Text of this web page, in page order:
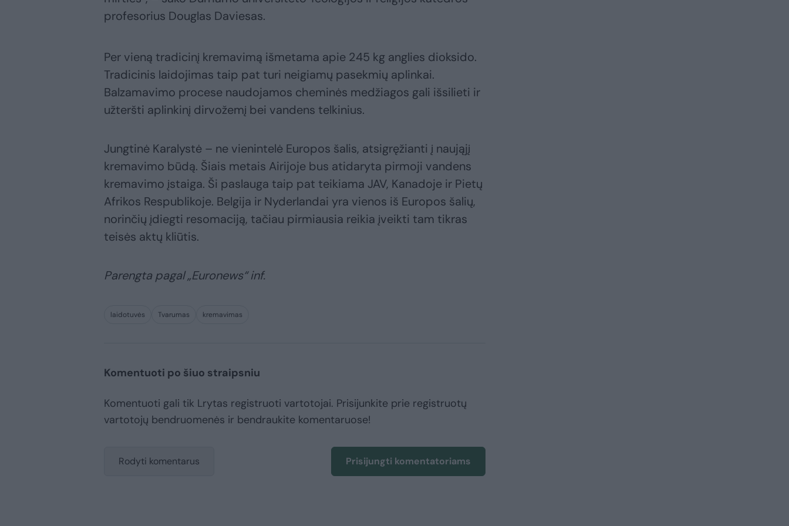
profesorius Douglas Daviesas.
Per vieną tradicinį kremavimą išmetama apie 245 kg anglies dioksido.
Tradicinis laidojimas taip pat turi neigiamų pasekmių aplinkai.
Balzamavimo procese naudojamos cheminės medžiagos gali išsilieti ir
užteršti aplinkinį dirvožemį bei vandens telkinius.
Jungtinė Karalystė – ne vienintelė Europos šalis, atsigręžianti į naująjį
kremavimo būdą. Šiais metais Airijoje bus atidaryta pirmoji vandens
kremavimo įstaiga. Ši paslauga taip pat teikiama JAV, Kanadoje ir Pietų
Afrikos Respublikoje. Belgija ir Nyderlandai yra vienos iš Europos šalių,
norinčių įdiegti resomaciją, tačiau pirmiausia reikia įveikti tam tikras
teisės aktų kliūtis.
Parengta pagal „Euronews“ inf.
laidotuvės Tvarumas kremavimas
Komentuoti po šiuo straipsniu
Komentuoti gali tik Lrytas registruoti vartotojai. Prisijunkite prie registruotų
vartotojų bendruomenės ir bendraukite komentaruose!
Rodyti komentarus Prisijungti komentatoriams